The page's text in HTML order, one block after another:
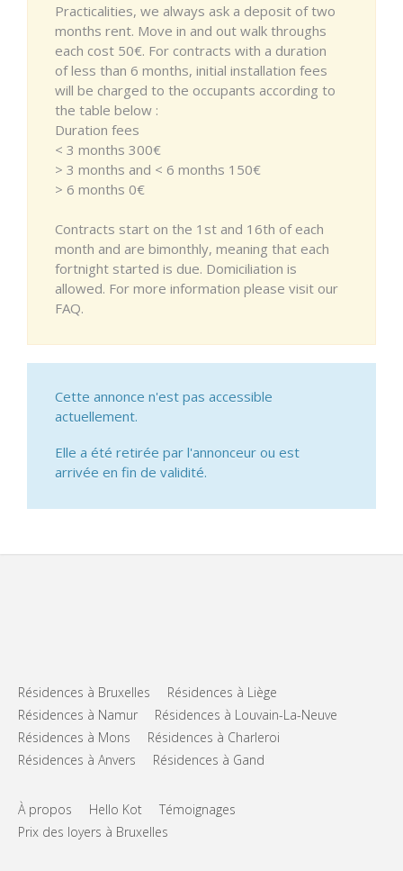
Practicalities, we always ask a deposit of two
months rent. Move in and out walk throughs
each cost 50€. For contracts with a duration
of less than 6 months, initial installation fees
will be charged to the occupants according to
the table below :
Duration fees
< 3 months 300€
> 3 months and < 6 months 150€
> 6 months 0€
Contracts start on the 1st and 16th of each
month and are bimonthly, meaning that each
fortnight started is due. Domiciliation is
allowed. For more information please visit our
FAQ.
Cette annonce n'est pas accessible
actuellement.
Elle a été retirée par l'annonceur ou est
arrivée en fin de validité.
Résidences à Bruxelles
Résidences à Liège
Résidences à Namur
Résidences à Louvain-La-Neuve
Résidences à Mons
Résidences à Charleroi
Résidences à Anvers
Résidences à Gand
À propos Hello Kot
Témoignages
Prix des loyers à Bruxelles